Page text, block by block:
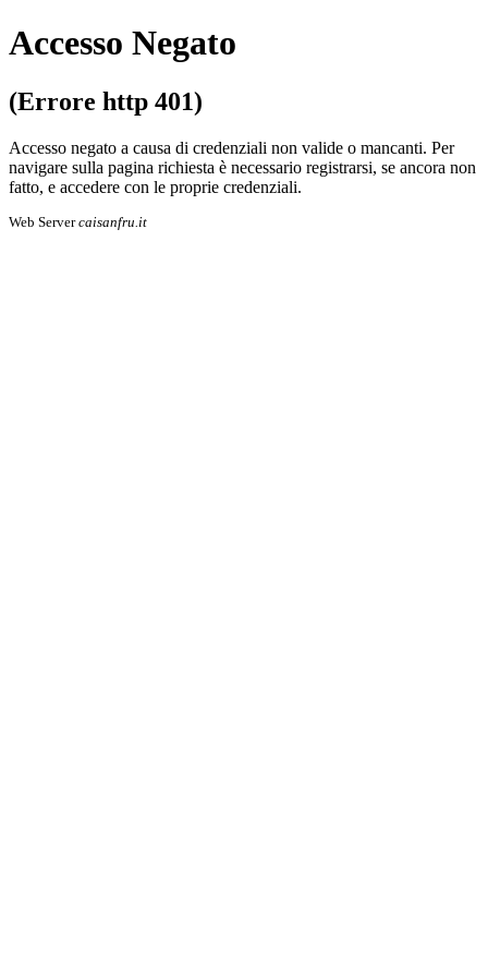
Accesso Negato
(Errore http 401)
Accesso negato a causa di credenziali non valide o mancanti. Per
navigare sulla pa­gi­na richiesta è necessario registrarsi, se an­co­ra non
fatto, e accedere con le proprie cre­den­zia­li.
Web Servercaisanfru.it